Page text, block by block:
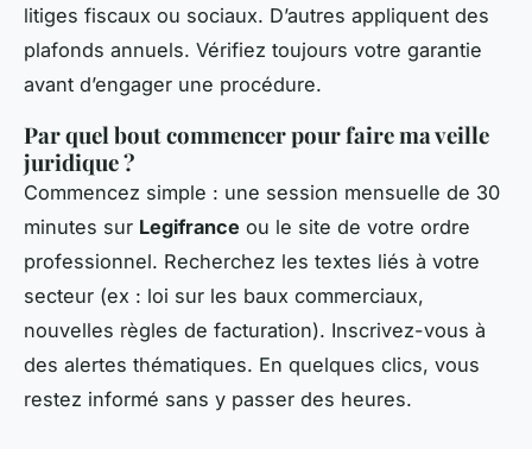
litiges fiscaux ou sociaux. D’autres appliquent des
plafonds annuels. Vérifiez toujours votre garantie
avant d’engager une procédure.
Par quel bout commencer pour faire ma veille
juridique ?
Commencez simple : une session mensuelle de 30
minutes sur Legifrance ou le site de votre ordre
professionnel. Recherchez les textes liés à votre
secteur (ex : loi sur les baux commerciaux,
nouvelles règles de facturation). Inscrivez-vous à
des alertes thématiques. En quelques clics, vous
restez informé sans y passer des heures.